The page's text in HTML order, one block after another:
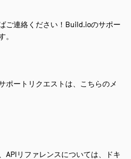
ご連絡ください！Build.ioのサポー
。
ポートリクエストは、こちらのメ
APIリファレンスについては、ドキ